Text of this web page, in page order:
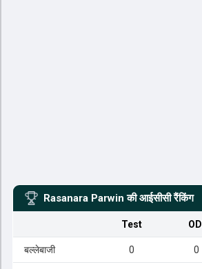
Rasanara Parwin की आईसीसी रैंकिंग
Test ODI
बल्लेबाजी 0 0